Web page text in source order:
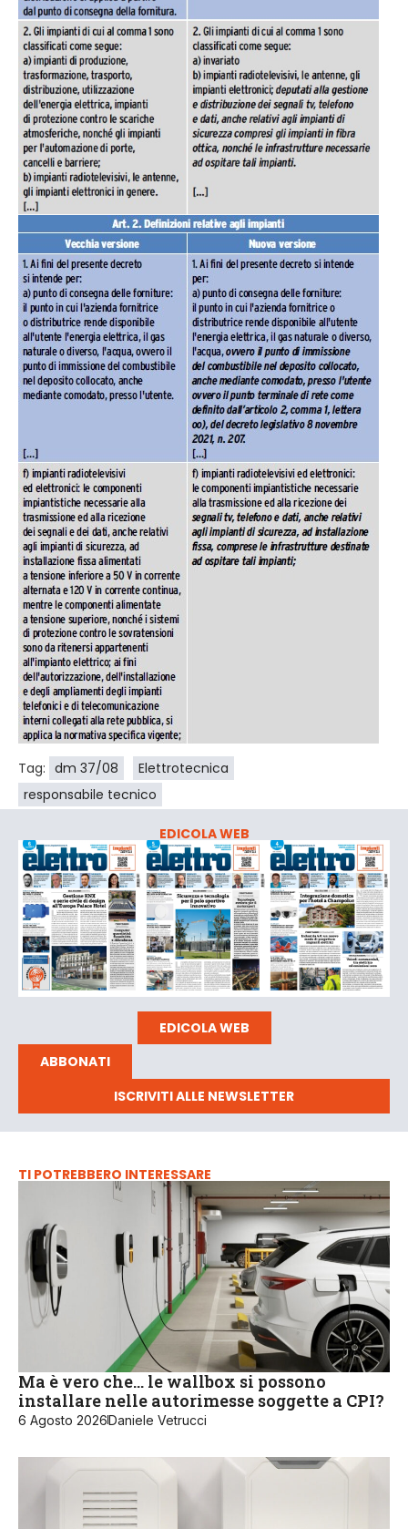
Tag: dm 37/08
Elettrotecnica
responsabile tecnico
EDICOLA WEB
EDICOLA WEB
ABBONATI
ISCRIVITI ALLE NEWSLETTER
TI POTREBBERO INTERESSARE
Ma è vero che… le wallbox si possono
installare nelle autorimesse soggette a CPI?
6 Agosto 2026Daniele Vetrucci